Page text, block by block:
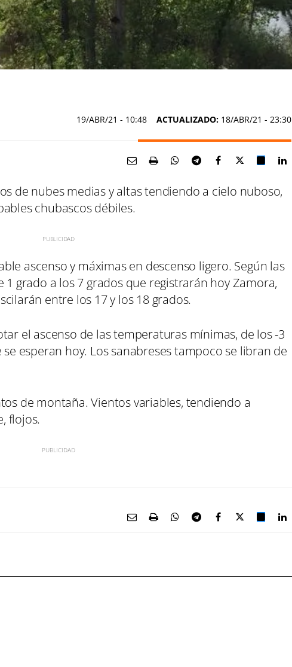
19/ABR/21 - 10:48 ACTUALIZADO: 18/ABR/21 - 23:30
de nubes medias y altas tendiendo a cielo nuboso,
chubascos débiles.
ascenso y máximas en descenso ligero. Según las
1 grado a los 7 grados que registrarán hoy Zamora,
entre los 17 y los 18 grados.
el ascenso de las temperaturas mínimas, de los -3
esperan hoy. Los sanabreses tampoco se libran de
de montaña. Vientos variables, tendiendo a
flojos.